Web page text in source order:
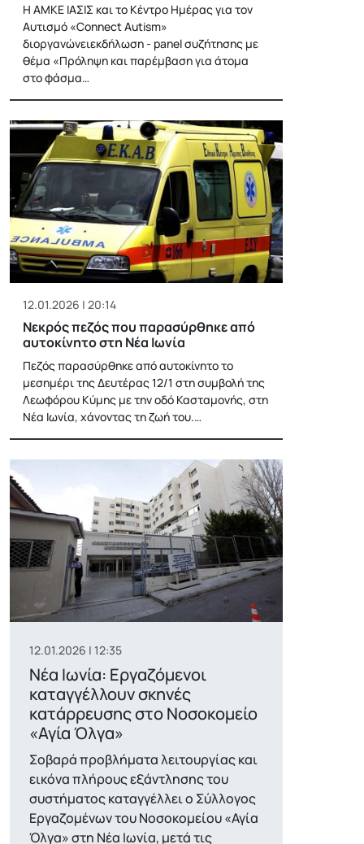
Η ΑΜΚΕ ΙΑΣΙΣ και το Κέντρο Ημέρας για τον
Αυτισμό «Connect Autism»
διοργανώνειεκδήλωση - panel συζήτησης με
θέμα «Πρόληψη και παρέμβαση για άτομα
στο φάσμα…
12.01.2026 | 20:14
Νεκρός πεζός που παρασύρθηκε από
αυτοκίνητο στη Νέα Ιωνία
Πεζός παρασύρθηκε από αυτοκίνητο το
μεσημέρι της Δευτέρας 12/1 στη συμβολή της
Λεωφόρου Κύμης με την οδό Κασταμονής, στη
Νέα Ιωνία, χάνοντας τη ζωή του.…
12.01.2026 | 12:35
Νέα Ιωνία: Εργαζόμενοι
καταγγέλλουν σκηνές
κατάρρευσης στο Νοσοκομείο
«Αγία Όλγα»
Σοβαρά προβλήματα λειτουργίας και
εικόνα πλήρους εξάντλησης του
συστήματος καταγγέλλει ο Σύλλογος
Εργαζομένων του Νοσοκομείου «Αγία
Όλγα» στη Νέα Ιωνία, μετά τις